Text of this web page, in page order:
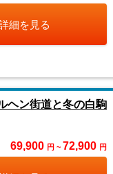
細を見る
ヘン街道と冬の白駒
69,900 円 ~ 72,900 円